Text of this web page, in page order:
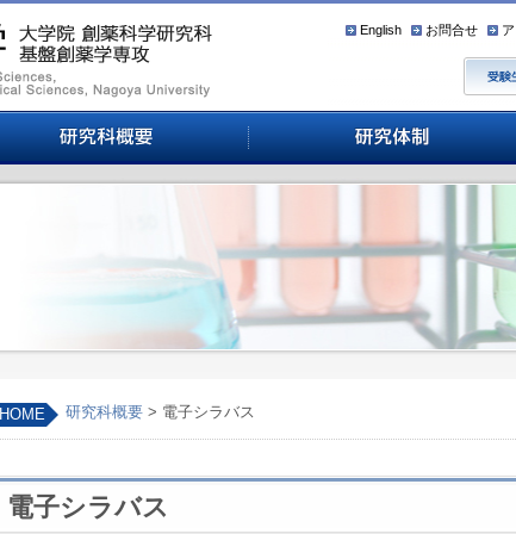
English お問合せ
HOME 研究科概要 > 電子シラバス
電子シラバス